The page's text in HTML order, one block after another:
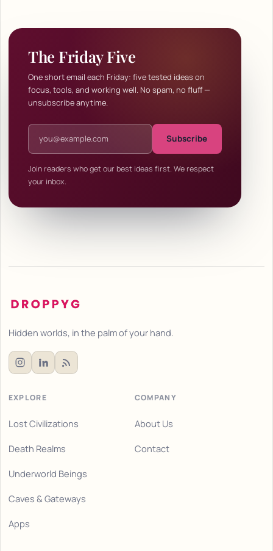
The Friday Five
One short email each Friday: five tested ideas on
focus, tools, and working well. No spam, no fluff —
unsubscribe anytime.
Email address
Subscribe
Join readers who get our best ideas first. We respect
your inbox.
Hidden worlds, in the palm of your hand.
EXPLORE
Lost Civilizations
Death Realms
Underworld Beings
Caves & Gateways
Apps
COMPANY
About Us
Contact